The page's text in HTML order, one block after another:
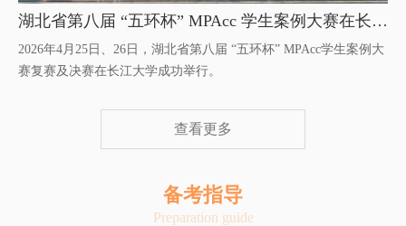
湖北省第八届 “五环杯” MPAcc 学生案例大赛在长江大学成功举行
2026年4月25日、26日，湖北省第八届 “五环杯” MPAcc学生案例大
赛复赛及决赛在长江大学成功举行。
查看更多
备考指导
Preparation guide